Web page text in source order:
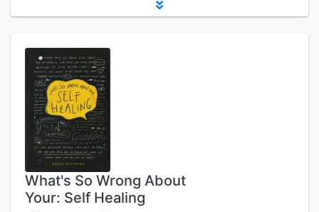
What's So Wrong About
Your: Self Healing